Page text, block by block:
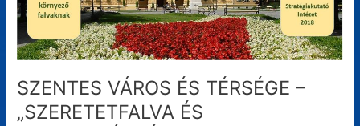
SZENTES VÁROS ÉS TÉRSÉGE –
„SZERETETFALVA ÉS
BOLDOGSÁGVÁROS”
PROGRAMJA
2019-
2029
(előzetes
terv)